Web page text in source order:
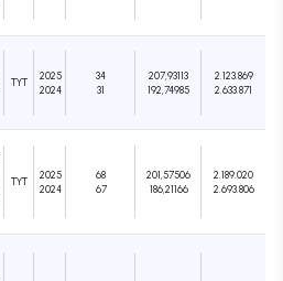
TYT
2025
2024
34
31
207,93113
192,74985
2.123.869
2.633.871
TYT
2025
2024
68
67
201,57506
186,21166
2.189.020
2.693.806